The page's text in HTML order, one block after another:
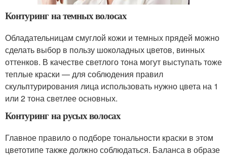
Контуринг на темных волосах
Обладательницам смуглой кожи и темных прядей можно
сделать выбор в пользу шоколадных цветов, винных
оттенков. В качестве светлого тона могут выступать тоже
теплые краски — для соблюдения правил
скульптурирования лица использовать нужно цвета на 1
или 2 тона светлее основных.
Контуринг на русых волосах
Главное правило о подборе тональности краски в этом
цветотипе также должно соблюдаться. Баланса в образе